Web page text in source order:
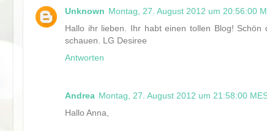
Unknown Montag, 27. August 2012 um 20:56:00
Hallo ihr lieben. Ihr habt einen tollen Blog!
schauen. LG Desiree
Antworten
Andrea Montag, 27. August 2012 um 21:58:00
Hallo Anna,